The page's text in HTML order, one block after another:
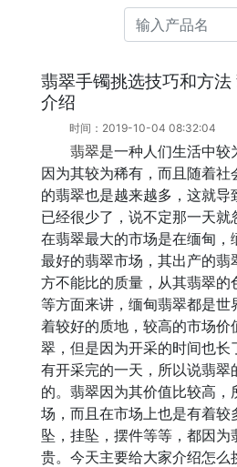
搜索产品名
翡翠手镯挑选技巧和方法
介绍
时间：2019-10-04 08:32:04
翡翠是一种人们生活中较
因为其较为稀有，而且随着社
的翡翠也是越来越多，这就导
已经很少了，说不定那一天就
在翡翠最大的市场是在缅甸，
最好的翡翠市场，其出产的翡
方不能比的质量，从其翡翠的
等方面来讲，缅甸翡翠都是世
着较好的质地，较高的市场价
翠，但是因为开采的时间也长
有开采完的一天，所以说翡翠
的。翡翠因为其价值比较高，
场，而且在市场上也是有着较
坠，挂坠，摆件等等，都因为
贵。今天主要给大家介绍怎么